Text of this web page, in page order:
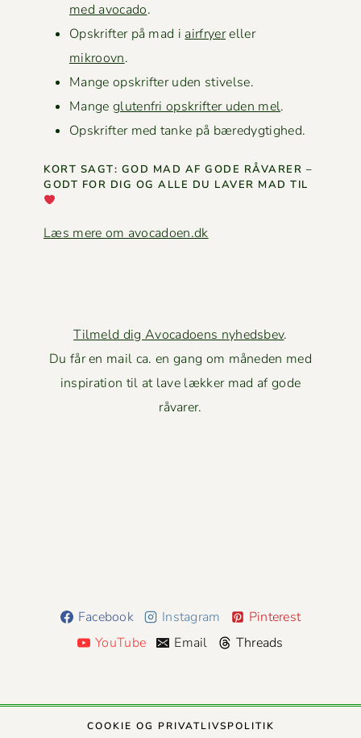
med avo­ca­do.
Opskrifter på mad i air­fry­ereller
mikroovn.
Mange opskrifter uden stivelse.
Mange gluten­fri opskrifter uden mel.
Opskrifter med tanke på bæredygtighed.
KORT SAGT: GOD MAD AF GODE RÅVAR­ER –
GODT FOR DIG OG ALLE DU LAVER MAD TIL
Læs mere om avocadoen.dk
Tilmeld dig Avocadoens nyhedsbev.
Du får en mail ca. en gang om måneden med
inspiration til at lave lækker mad af gode
råvarer.
Facebook Instagram
Pinterest
YouTube
Email Threads
COOK­IE OG PRIVATLIVSPOLITIK